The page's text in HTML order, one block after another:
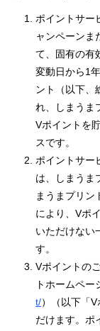
ポイントサー
ャンペーンま
て、固有の有
変動日から1
ント（以下、
れ、しまうま
Vポイントを
スです。
ポイントサー
は、しまうま
まうまプリン
により、Vポ
いただけない
す。
Vポイントの
トホームペー
t/）（以下「
だけます。ポ